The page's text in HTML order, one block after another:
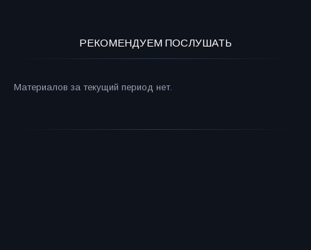
РЕКОМЕНДУЕМ ПОСЛУШАТЬ
Материалов за текущий период нет.